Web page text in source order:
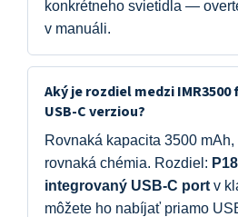
konkrétneho svietidla —
v manuáli.
Aký je rozdiel medzi IMR3500
USB-C verziou?
Rovnaká kapacita 3500 mAh,
rovnaká chémia. Rozdiel:
integrovaný USB-C port v
môžete ho nabíjať priamo